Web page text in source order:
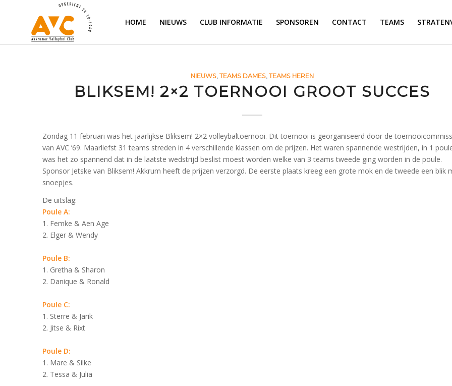
HOME NIEUWS CLUB INFORMATIE SPONSOREN CONTACT TEAMS
NIEUWS, TEAMS DAMES, TEAMS HEREN
BLIKSEM! 2×2 TOERNOOI GROOT SUCCES
Zondag 11 februari was het jaarlijkse Bliksem! 2×2 volleybaltoernooi. Dit toernooi is georganiseerd door de
van AVC ’69. Maarliefst 31 teams streden in 4 verschillende klassen om de prijzen. Het waren spannende westrijden, in 1
was het zo spannend dat in de laatste wedstrijd beslist moest worden welke van 3 teams tweede ging worden in de poule.
Sponsor Jetske van Bliksem! Akkrum heeft de prijzen verzorgd. De eerste plaats kreeg een grote mok en de tweede een blik
snoepjes.
De uitslag:
Poule A:
1. Femke & Aen Age
2. Elger & Wendy
Poule B:
1. Gretha & Sharon
2. Danique & Ronald
Poule C:
1. Sterre & Jarik
2. Jitse & Rixt
Poule D:
1. Mare & Silke
2. Tessa & Julia